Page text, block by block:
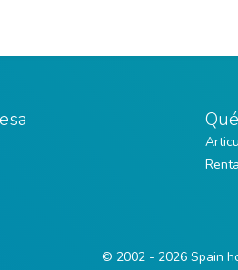
© 2002 - 2026 Spain